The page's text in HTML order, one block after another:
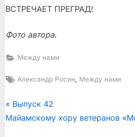
ВСТРЕЧАЕТ ПРЕГРАД!
Фото автора.
Между нами
Tags:
Александр Росин Между нами
Post
navigation
P
r
Выпуск 42
N
Майамскому хору ветеранов